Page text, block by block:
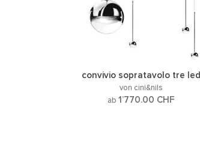
convivio sopratavolo tre led
von cini&nils
ab 1’770.00 CHF